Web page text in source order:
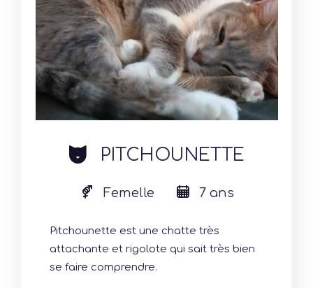
cat PITCHOUNETTE
Femelle 7 ans
Pitchounette est une chatte très
attachante et rigolote qui sait très bien
se faire comprendre.